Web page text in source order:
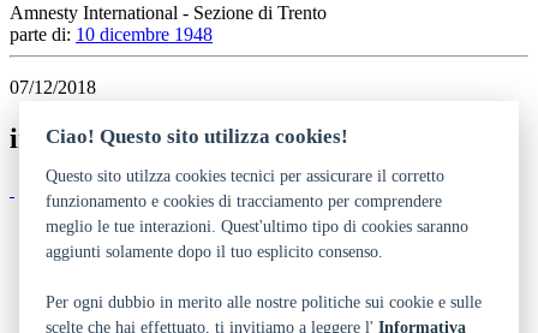
Amnesty International - Sezione di Trento
parte di: 10 dicembre 1948
07/12/2018
immagini
Dichiarazione di accessibilità
Privacy
Art Bonus
Ciao! Questo sito utilizza cookies!
Questo sito utilzza cookies tecnici per assicurare il corretto
funzionamento e cookies di tracciamento per comprendere
meglio le tue interazioni. Quest'ultimo tipo di cookies saranno
aggiunti solamente dopo il tuo esplicito consenso.
Per ogni dubbio in merito alle nostre politiche sui cookie e sulle
scelte che hai effettuato, ti invitiamo a leggere l'Informativa